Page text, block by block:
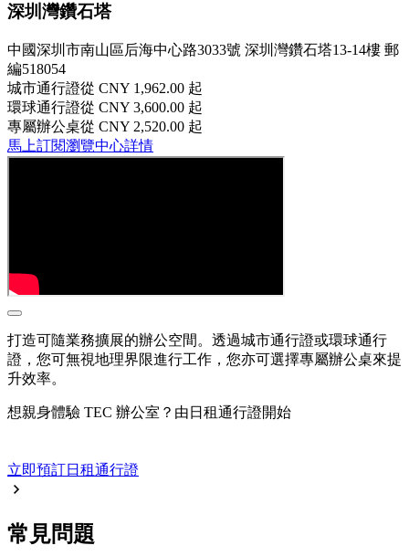
深圳灣鑽石塔
中國深圳市南山區后海中心路3033號 深圳灣鑽石塔13-14樓 郵
編518054
城市通行證從 CNY 1,962.00 起
環球通行證從 CNY 3,600.00 起
專屬辦公桌從 CNY 2,520.00 起
馬上訂閱瀏覽中心詳情
打造可隨業務擴展的辦公空間。透過城市通行證或環球通行
證，您可無視地理界限進行工作，您亦可選擇專屬辦公桌來提
升效率。
想親身體驗 TEC 辦公室？由日租通行證開始
立即預訂日租通行證
常見問題